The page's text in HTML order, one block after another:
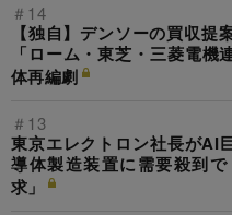
＃14
【独自】デンソーの買収提
「ローム・東芝・三菱電
体再編劇
＃13
東京エレクトロン社長がAI
導体製造装置に需要殺到
求」